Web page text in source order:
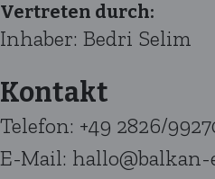
Vertreten durch:
Inhaber: Bedri Selim
Kontakt
Telefon: +49 2826/
E-Mail: hallo@balkan-